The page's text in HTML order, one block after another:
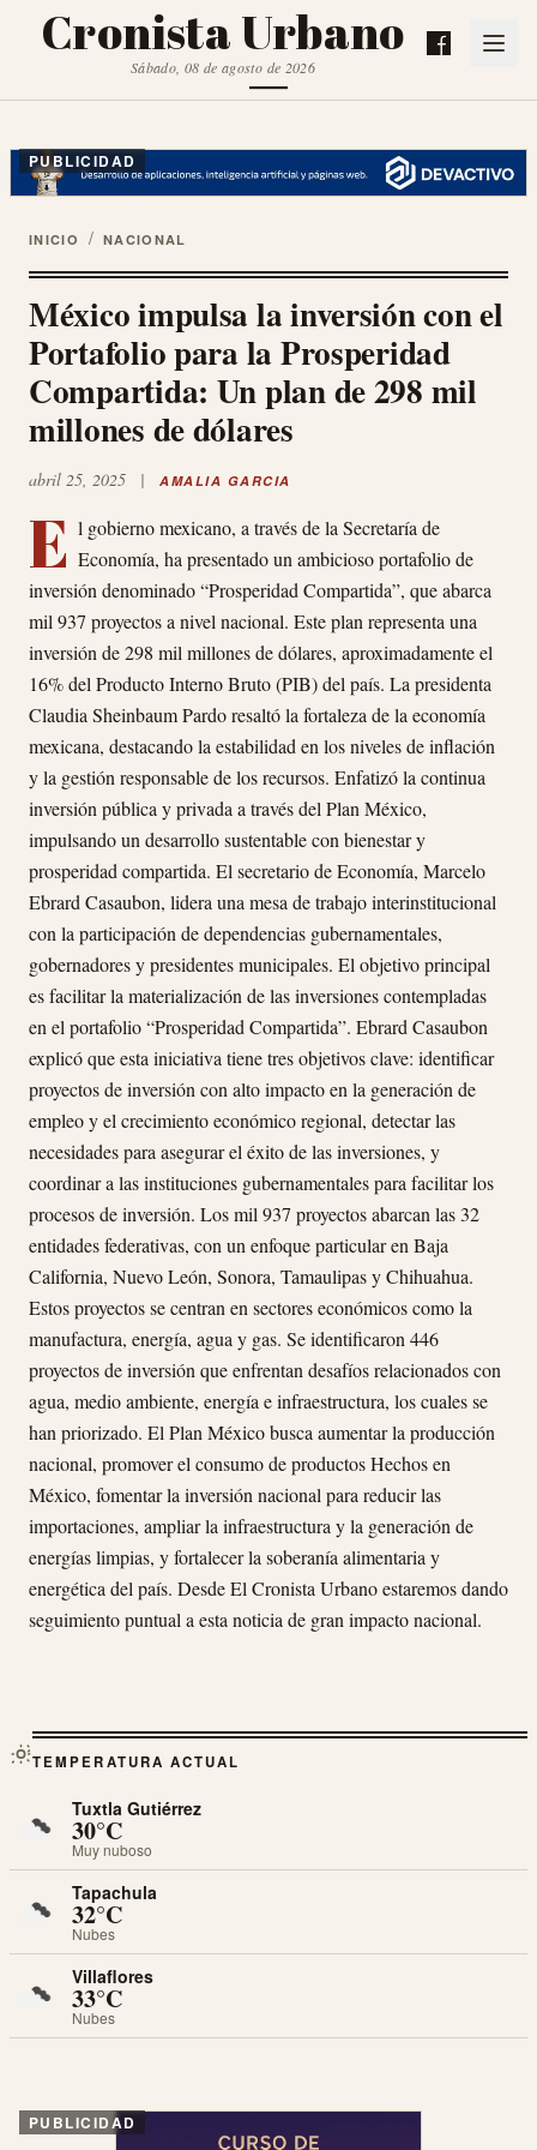
Cronista Urbano
Sábado, 08 de agosto de 2026
PUBLICIDAD
INICIO / NACIONAL
México impulsa la inversión con el
Portafolio para la Prosperidad
Compartida: Un plan de 298 mil
millones de dólares
abril 25, 2025 | AMALIA GARCIA
E l gobierno mexicano, a través de la Secretaría de
Economía, ha presentado un ambicioso portafolio de
inversión denominado “Prosperidad Compartida”, que abarca
mil 937 proyectos a nivel nacional. Este plan representa una
inversión de 298 mil millones de dólares, aproximadamente el
16% del Producto Interno Bruto (PIB) del país. La presidenta
Claudia Sheinbaum Pardo resaltó la fortaleza de la economía
mexicana, destacando la estabilidad en los niveles de inflación
y la gestión responsable de los recursos. Enfatizó la continua
inversión pública y privada a través del Plan México,
impulsando un desarrollo sustentable con bienestar y
prosperidad compartida. El secretario de Economía, Marcelo
Ebrard Casaubon, lidera una mesa de trabajo interinstitucional
con la participación de dependencias gubernamentales,
gobernadores y presidentes municipales. El objetivo principal
es facilitar la materialización de las inversiones contempladas
en el portafolio “Prosperidad Compartida”. Ebrard Casaubon
explicó que esta iniciativa tiene tres objetivos clave: identificar
proyectos de inversión con alto impacto en la generación de
empleo y el crecimiento económico regional, detectar las
necesidades para asegurar el éxito de las inversiones, y
coordinar a las instituciones gubernamentales para facilitar los
procesos de inversión. Los mil 937 proyectos abarcan las 32
entidades federativas, con un enfoque particular en Baja
California, Nuevo León, Sonora, Tamaulipas y Chihuahua.
Estos proyectos se centran en sectores económicos como la
manufactura, energía, agua y gas. Se identificaron 446
proyectos de inversión que enfrentan desafíos relacionados con
agua, medio ambiente, energía e infraestructura, los cuales se
han priorizado. El Plan México busca aumentar la producción
nacional, promover el consumo de productos Hechos en
México, fomentar la inversión nacional para reducir las
importaciones, ampliar la infraestructura y la generación de
energías limpias, y fortalecer la soberanía alimentaria y
energética del país. Desde El Cronista Urbano estaremos dando
seguimiento puntual a esta noticia de gran impacto nacional.
TEMPERATURA ACTUAL
Tuxtla Gutiérrez
30°C
Muy nuboso
Tapachula
32°C
Nubes
Villaflores
33°C
Nubes
PUBLICIDAD